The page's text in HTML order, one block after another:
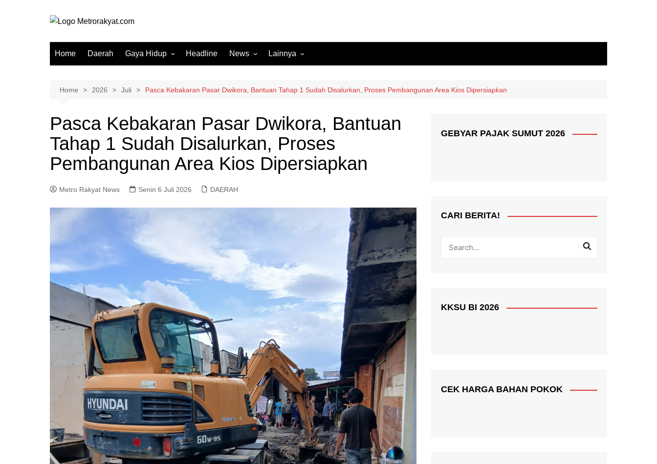
Home Daerah Gaya Hidup
Hiburan
Olahraga
Otomotif
Headline News
Internasional
Lintas Koramil – MS
Megapolitan
Ormas
Peristiwa
TNI Merakyat
Lainnya
Ekbis
Opini
Pendidikan
Tokoh
Home 2026 Juli Pasca Kebakaran Pasar Dwikora, Bantuan Tahap 1 Sudah Disalurkan, Proses Pembangunan Area Kios Dipersiapkan
Pasca Kebakaran Pasar Dwikora, Bantuan
Tahap 1 Sudah Disalurkan, Proses
Pembangunan Area Kios Dipersiapkan
Metro Rakyat News Senin 6 Juli 2026 DAERAH
GEBYAR PAJAK SUMUT 2026
CARI BERITA!
KKSU BI 2026
CEK HARGA BAHAN POKOK